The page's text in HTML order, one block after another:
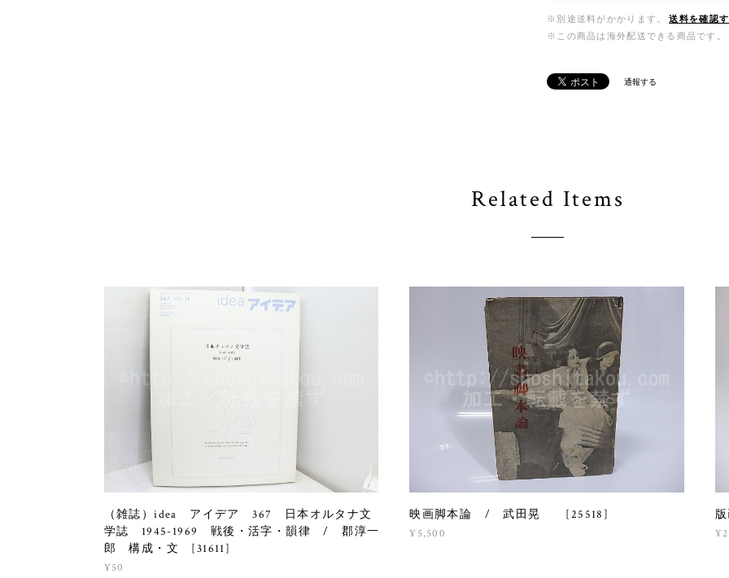
※別途送料がかかります。
送料を確認す
※この商品は海外配送できる商品です。
通報する
Related Items
（雑誌）idea アイデア 367 日本オルタナ文
学誌 1945-1969 戦後・活字・韻律 / 郡淳一
郎 構成・文 [31611]
¥50
映画脚本論 / 武田晃 [25518]
¥5,500